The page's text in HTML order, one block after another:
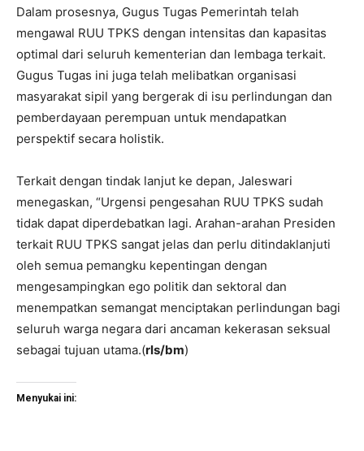
Dalam prosesnya, Gugus Tugas Pemerintah telah
mengawal RUU TPKS dengan intensitas dan kapasitas
optimal dari seluruh kementerian dan lembaga terkait.
Gugus Tugas ini juga telah melibatkan organisasi
masyarakat sipil yang bergerak di isu perlindungan dan
pemberdayaan perempuan untuk mendapatkan
perspektif secara holistik.
Terkait dengan tindak lanjut ke depan, Jaleswari
menegaskan, “Urgensi pengesahan RUU TPKS sudah
tidak dapat diperdebatkan lagi. Arahan-arahan Presiden
terkait RUU TPKS sangat jelas dan perlu ditindaklanjuti
oleh semua pemangku kepentingan dengan
mengesampingkan ego politik dan sektoral dan
menempatkan semangat menciptakan perlindungan bagi
seluruh warga negara dari ancaman kekerasan seksual
sebagai tujuan utama.(rls/bm)
Menyukai ini: